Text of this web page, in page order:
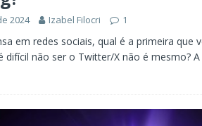
2024 Izabel Filocri 1
em redes sociais, qual é a primeira que
difícil não ser o Twitter/X não é mesmo?